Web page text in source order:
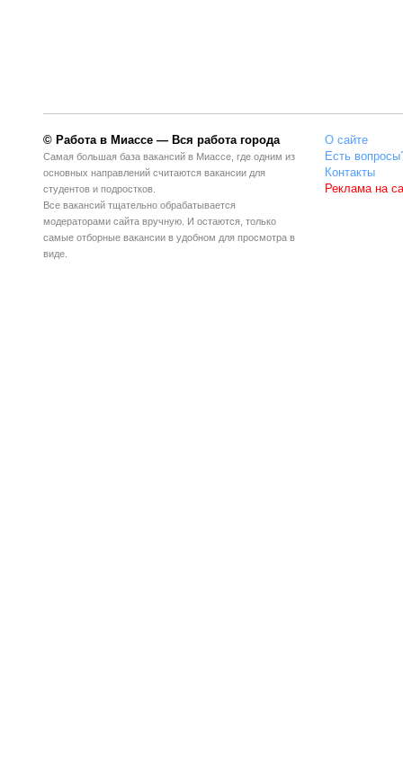
© Работа в Миассе — Вся работа города
Самая большая база вакансий в Миассе, где одним из
основных направлений считаются вакансии для
студентов и подростков.
Все вакансий тщательно обрабатывается
модераторами сайта вручную. И остаются, только
самые отборные вакансии в удобном для просмотра в
виде.
О сайте
Есть
Контакты
Реклама на